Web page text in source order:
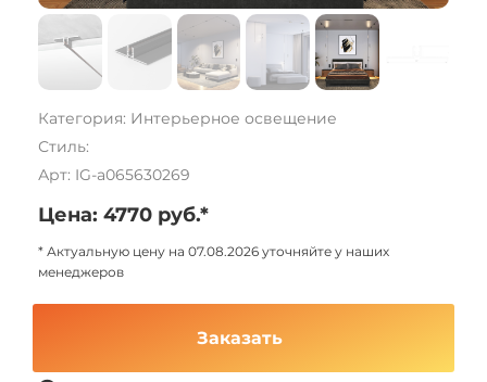
Категория: Интерьерное освещение
Стиль:
Арт: IG-a065630269
Цена: 4770 руб.*
* Актуальную цену на 07.08.2026 уточняйте у наших
менеджеров
Заказать